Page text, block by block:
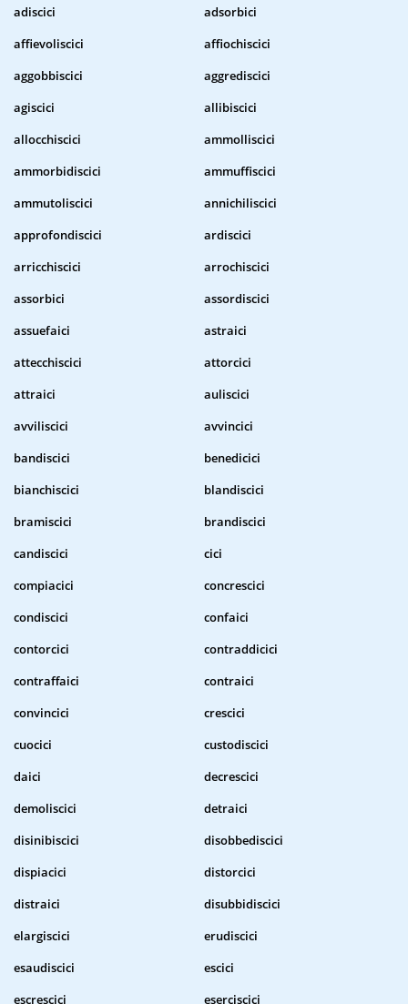
adiscici
adsorbici
affievoliscici
affiochiscici
aggobbiscici
aggrediscici
agiscici
allibiscici
allocchiscici
ammolliscici
ammorbidiscici
ammuffiscici
ammutoliscici
annichiliscici
approfondiscici
ardiscici
arricchiscici
arrochiscici
assorbici
assordiscici
assuefaici
astraici
attecchiscici
attorcici
attraici
auliscici
avviliscici
avvincici
bandiscici
benedicici
bianchiscici
blandiscici
bramiscici
brandiscici
candiscici
cici
compiacici
concrescici
condiscici
confaici
contorcici
contraddicici
contraffaici
contraici
convincici
crescici
cuocici
custodiscici
daici
decrescici
demoliscici
detraici
disinibiscici
disobbediscici
dispiacici
distorcici
distraici
disubbidiscici
elargiscici
erudiscici
esaudiscici
escici
escrescici
eserciscici